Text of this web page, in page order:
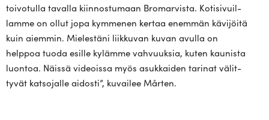
toi­vo­tulla tavalla kiin­nos­tumaan Bro­mar­vista. Koti­si­vuil­
lamme on ollut jopa kym­menen kertaa enemmän kävi­jöitä
kuin aiemmin. Mie­lestäni liik­kuvan kuvan avulla on
helppoa tuoda esille kylämme vah­vuuksia, kuten kau­nista
luontoa. Näissä videoissa myös asuk­kaiden tarinat välit­
tyvät kat­so­jalle aidosti”, kuvailee Mårten.